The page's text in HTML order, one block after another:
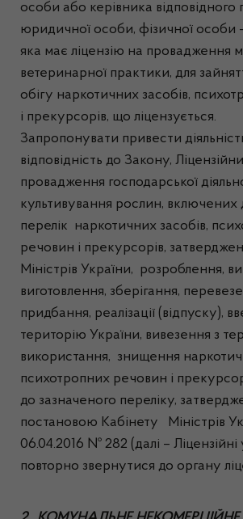
особи або керівника відповідного
юридичної особи, фізичної особи
яка має ліцензію на провадження
ветеринарної практики, для
обігу наркотичних засобів,
і прекурсорів, що ліцензується.
Запропонувати привести
відповідність до Закону,
провадження господарської
культивування рослин, включених
перелік наркотичних засобів,
речовин і прекурсорів,
Міністрів України, розроблення,
виготовлення, зберігання,
придбання, реалізації (відпуску),
територію України, вивезення з
використання, знищення
психотропних речовин і
до зазначеного переліку,
постановою Кабінету Міністрів
06.04.2016 № 282 (далі – Ліцензійні
повторно звернутися до органу